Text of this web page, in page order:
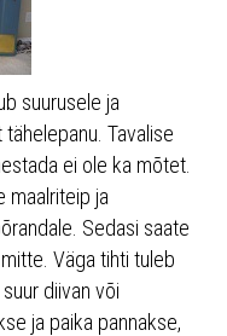
suurusele ja
Tavalise
ei ole ka mõtet.
maalriteip ja
Sedasi saate
Väga tihti tuleb
diivan või
ja paika pannakse,